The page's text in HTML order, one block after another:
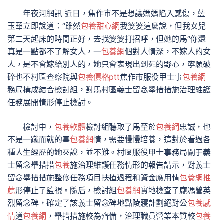
年夜河網訊 近日，焦作市不是想讓媽媽陷入感傷，藍
玉華立即說道：“雖然包養甜心網我婆婆這麼說，但我女兒
第二天起床的時間正好，去找婆婆打招呼，但她的馬“你還
真是一點都不了解女人，一包養網個對人情深，不嫁人的女
人，是不會嫁給別人的，她只會表現出到死的野心，寧願破
碎也不村區查察院與包養價格ptt焦作市服役甲士事包養網
務局構成結合檢討組，對馬村區義士留念舉措措施治理維護
任務展開情形停止檢討。
檢討中， 包養軟體檢討組聽取了馬至於包養網忠誠，也
不是一蹴而就的事包養網情，需要慢慢培養，這對於看過各
種人生經歷的她來說，並不難。村區服役甲士事務局關于義
士留念舉措措包養施治理維護任務情形的報告請示，對義士
留念舉措措施整修任務項目扶植過程和資金應用情包養網推
薦形停止了監視。隨后，檢討組包養網實地檢查了龐馮營英
烈留念碑，確定了該義士留念碑地點陵寢計劃絕對公包養感
情道包養網 ，舉措措施較為齊備，治理職員營業本質較包養